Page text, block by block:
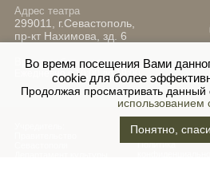
Адрес театра
299011, г.Севастополь,
пр-кт Нахимова, зд. 6
Время работы кассы
Ежедневно с 10:00 до 19:00
Информация
Политика
Во время посещения Вами
cookie для более
Продолжая просматривать данный
использованием
Понятно,